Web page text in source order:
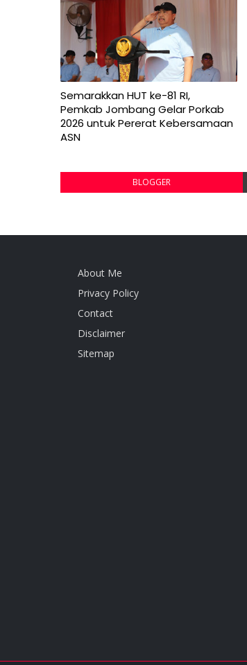
Semarakkan HUT ke-81 RI,
Pemkab Jombang Gelar Porkab
2026 untuk Pererat Kebersamaan
ASN
BLOGGER
About Me
Privacy Policy
Contact
Disclaimer
Sitemap